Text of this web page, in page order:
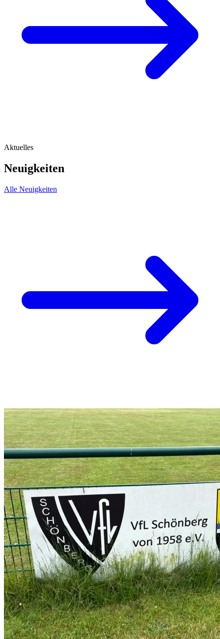
Aktuelles
Neuigkeiten
Alle Neuigkeiten